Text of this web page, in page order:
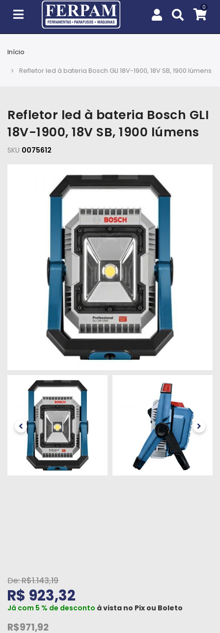
Jardim
EPIs
Fixação
Ferramentas
Construção
Pneumáticos
Tintas
Químicos
Peças
Início
Refletor led à bateria Bosch GLI 18V-1900, 18V SB, 1900 lúmens
Refletor led à bateria Bosch GLI
18V-1900, 18V SB, 1900 lúmens
SKU 0075612
R$1.143,19
R$ 923,32
Já com 5 % de desconto à vista no Pix ou Boleto
R$971,92